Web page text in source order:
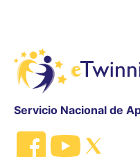
Servicio Nacional de